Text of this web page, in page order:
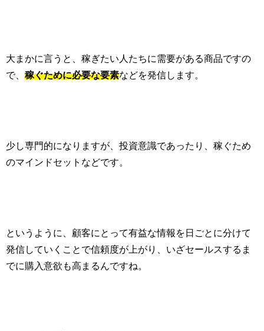
大まかに言うと、稼ぎたい人たちに需要がある商品ですの
で、 稼ぐために必要な要素などを発信します。
少し専門的になりますが、投資意識であったり、稼ぐため
のマインドセットなどです。
というように、顧客にとって有益な情報を日ごとに分けて
発信していくことで信頼度が上がり、いざセールスするま
でに購入意欲も高まるんですね。